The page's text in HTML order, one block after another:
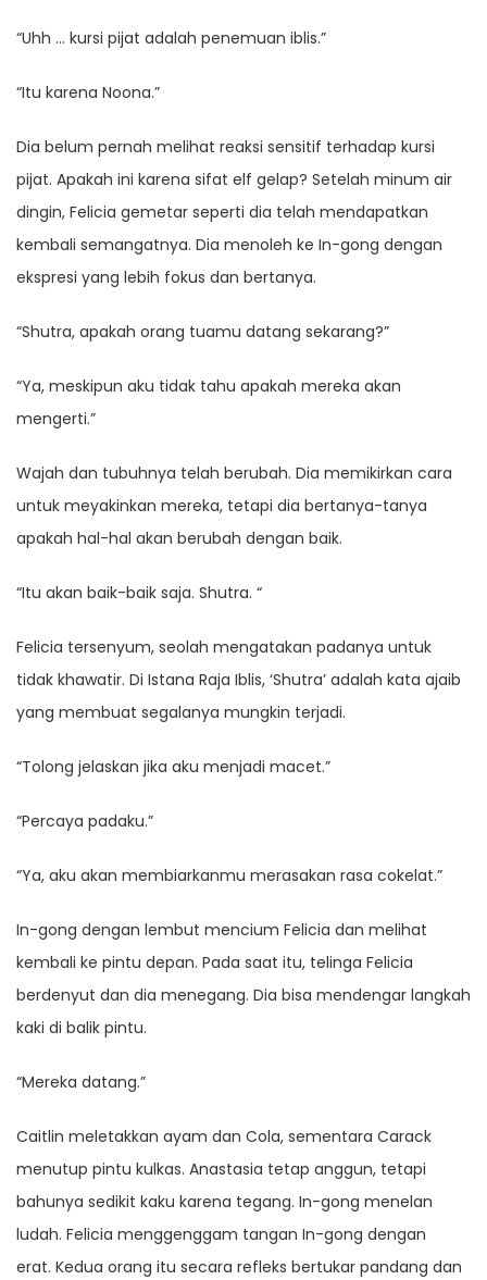
“Uhh … kursi pijat adalah penemuan iblis.”
“Itu karena Noona.”
Dia belum pernah melihat reaksi sensitif terhadap kursi
pijat. Apakah ini karena sifat elf gelap? Setelah minum air
dingin, Felicia gemetar seperti dia telah mendapatkan
kembali semangatnya. Dia menoleh ke In-gong dengan
ekspresi yang lebih fokus dan bertanya.
“Shutra, apakah orang tuamu datang sekarang?”
“Ya, meskipun aku tidak tahu apakah mereka akan
mengerti.”
Wajah dan tubuhnya telah berubah. Dia memikirkan cara
untuk meyakinkan mereka, tetapi dia bertanya-tanya
apakah hal-hal akan berubah dengan baik.
“Itu akan baik-baik saja. Shutra. “
Felicia tersenyum, seolah mengatakan padanya untuk
tidak khawatir. Di Istana Raja Iblis, ‘Shutra’ adalah kata ajaib
yang membuat segalanya mungkin terjadi.
“Tolong jelaskan jika aku menjadi macet.”
“Percaya padaku.”
“Ya, aku akan membiarkanmu merasakan rasa cokelat.”
In-gong dengan lembut mencium Felicia dan melihat
kembali ke pintu depan. Pada saat itu, telinga Felicia
berdenyut dan dia menegang. Dia bisa mendengar langkah
kaki di balik pintu.
“Mereka datang.”
Caitlin meletakkan ayam dan Cola, sementara Carack
menutup pintu kulkas. Anastasia tetap anggun, tetapi
bahunya sedikit kaku karena tegang. In-gong menelan
ludah. Felicia menggenggam tangan In-gong dengan
erat. Kedua orang itu secara refleks bertukar pandang dan